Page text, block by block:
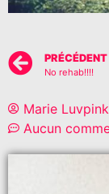
PRÉCÉDENT
No rehab!!!!
Marie Luvpink
Aucun